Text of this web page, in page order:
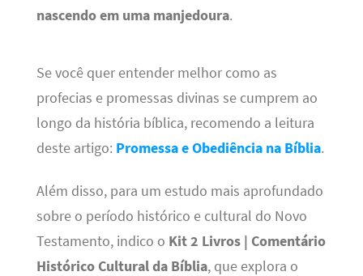
nascendo em uma manjedoura.
Se você quer entender melhor como as
profecias e promessas divinas se cumprem ao
longo da história bíblica, recomendo a leitura
deste artigo: Promessa e Obediência na Bíblia.
Além disso, para um estudo mais aprofundado
sobre o período histórico e cultural do Novo
Testamento, indico o Kit 2 Livros | Comentário
Histórico Cultural da Bíblia, que explora o